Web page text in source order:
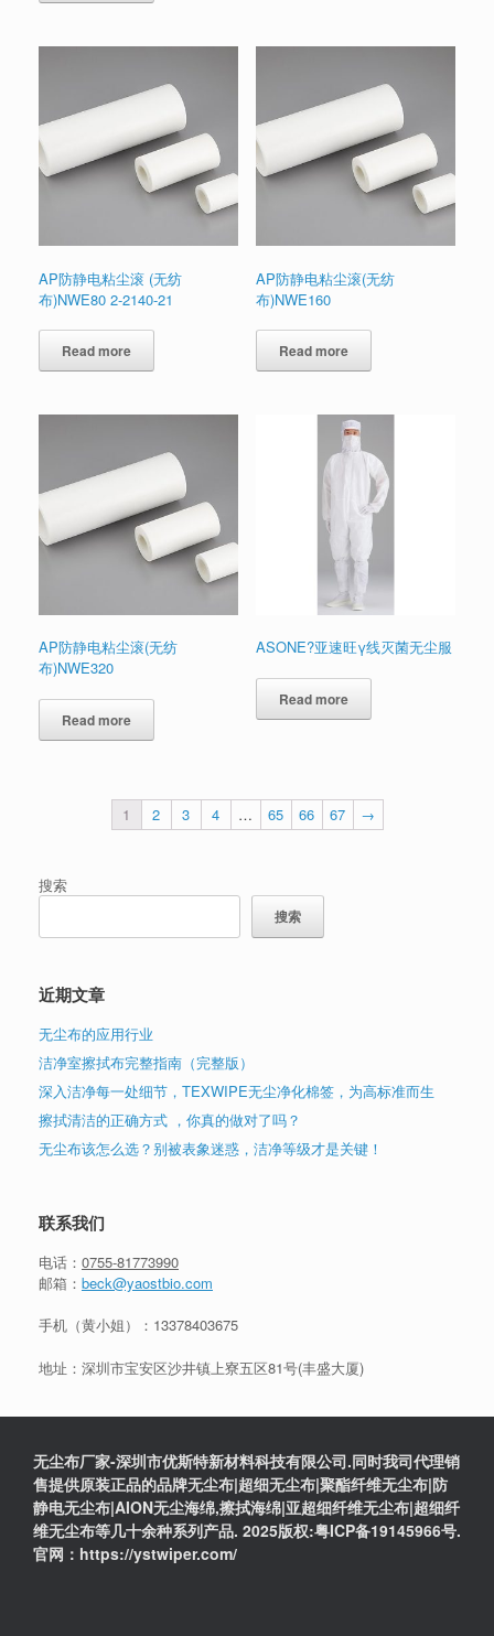
AP防静电粘尘滚 (无纺
布)NWE80 2-2140-21
Read more
AP防静电粘尘滚(无纺
布)NWE160
Read more
AP防静电粘尘滚(无纺
布)NWE320
Read more
ASONE?亚速旺γ线灭菌无尘服
Read more
1 2 3 4 … 65 66 67 →
搜索
搜索
近期文章
无尘布的应用行业
洁净室擦拭布完整指南（完整版）
深入洁净每一处细节，TEXWIPE无尘净化棉签，为高标准而生
擦拭清洁的正确方式 ，你真的做对了吗？
无尘布该怎么选？别被表象迷惑，洁净等级才是关键！
联系我们
电话： 0755-81773990
邮箱： beck@yaostbio.com
手机（黄小姐）： 13378403675
地址：深圳市宝安区沙井镇上寮五区81号(丰盛大厦)
无尘布厂家-深圳市优斯特新材料科技有限公司.同时我司代理销
售提供原装正品的品牌无尘布|超细无尘布|聚酯纤维无尘布|防
静电无尘布|AION无尘海绵,擦拭海绵|亚超细纤维无尘布|超细纤
维无尘布等几十余种系列产品. 2025版权:粤ICP备19145966号.
官网：https://ystwiper.com/